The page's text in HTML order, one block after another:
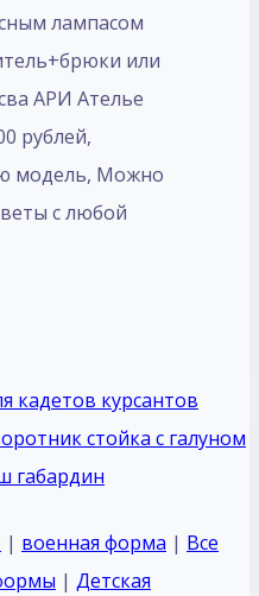
лампасом
или
АРИ Ателье
рублей,
модель, Mожно
с любой
| военная форма | Все
| Детская